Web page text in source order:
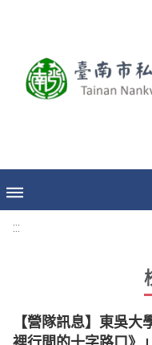
:::
【營隊訊息】東吳